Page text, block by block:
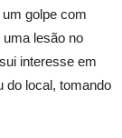
golpe com
lesão no
interesse em
do local, tomando